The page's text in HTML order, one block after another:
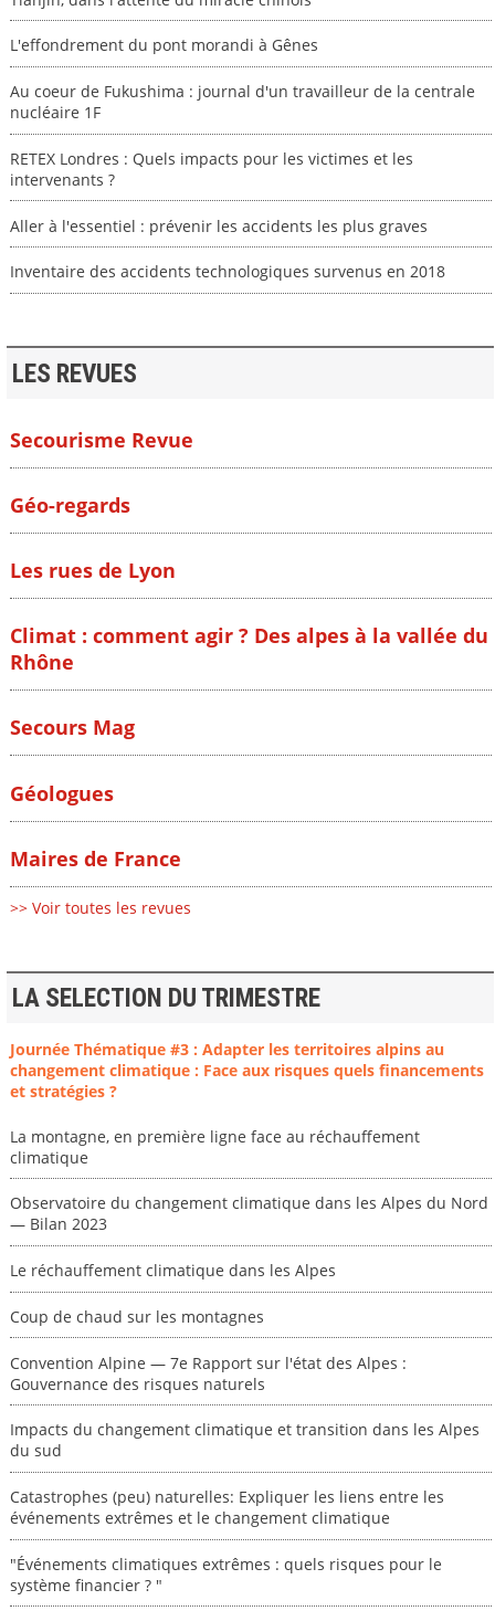
L'effondrement du pont morandi à Gênes
Au coeur de Fukushima : journal d'un travailleur de la centrale
nucléaire 1F
RETEX Londres : Quels impacts pour les victimes et les
intervenants ?
Aller à l'essentiel : prévenir les accidents les plus graves
Inventaire des accidents technologiques survenus en 2018
LES REVUES
Secourisme Revue
Géo-regards
Les rues de Lyon
Climat : comment agir ? Des alpes à la vallée du
Rhône
Secours Mag
Géologues
Maires de France
>> Voir toutes les revues
LA SELECTION DU TRIMESTRE
Journée Thématique #3 : Adapter les territoires alpins au
changement climatique : Face aux risques quels financements
et stratégies ?
La montagne, en première ligne face au réchauffement
climatique
Observatoire du changement climatique dans les Alpes du Nord
— Bilan 2023
Le réchauffement climatique dans les Alpes
Coup de chaud sur les montagnes
Convention Alpine — 7e Rapport sur l'état des Alpes :
Gouvernance des risques naturels
Impacts du changement climatique et transition dans les Alpes
du sud
Catastrophes (peu) naturelles: Expliquer les liens entre les
événements extrêmes et le changement climatique
"Événements climatiques extrêmes : quels risques pour le
système financier ? "